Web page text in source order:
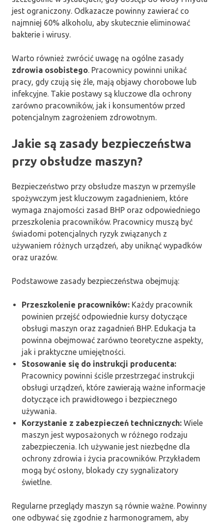
jest ograniczony. Odkazacze powinny zawierać co
najmniej 60% alkoholu, aby skutecznie eliminować
bakterie i wirusy.
Warto również zwrócić uwagę na ogólne zasady
zdrowia osobistego. Pracownicy powinni unikać
pracy, gdy czują się źle, mają objawy chorobowe lub
infekcyjne. Takie postawy są kluczowe dla ochrony
zarówno pracowników, jak i konsumentów przed
potencjalnym zagrożeniem zdrowotnym.
Jakie są zasady bezpieczeństwa
przy obsłudze maszyn?
Bezpieczeństwo przy obsłudze maszyn w przemyśle
spożywczym jest kluczowym zagadnieniem, które
wymaga znajomości zasad BHP oraz odpowiedniego
przeszkolenia pracowników. Pracownicy muszą być
świadomi potencjalnych ryzyk związanych z
używaniem różnych urządzeń, aby uniknąć wypadków
oraz urazów.
Podstawowe zasady bezpieczeństwa obejmują:
Przeszkolenie pracowników: Każdy pracownik
powinien przejść odpowiednie kursy dotyczące
obsługi maszyn oraz zagadnień BHP. Edukacja ta
powinna obejmować zarówno teoretyczne aspekty,
jak i praktyczne umiejętności.
Stosowanie się do instrukcji producenta:
Pracownicy powinni ściśle przestrzegać instrukcji
obsługi urządzeń, które zawierają ważne informacje
dotyczące ich prawidłowego i bezpiecznego
używania.
Korzystanie z zabezpieczeń technicznych: Wiele
maszyn jest wyposażonych w różnego rodzaju
zabezpieczenia. Ich używanie jest niezbędne dla
ochrony zdrowia i życia pracowników. Przykładem
mogą być osłony, blokady czy sygnalizatory
świetlne.
Regularne przeglądy maszyn są równie ważne. Powinny
one odbywać się zgodnie z harmonogramem, aby